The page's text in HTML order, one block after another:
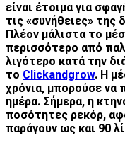
είναι έτοιμα για
τις «συνήθειες» της
Πλέον μάλιστα το
περισσότερο από
λιγότερο κατά την
το Clickandgrow. Η
χρόνια, μπορούσε να
ημέρα. Σήμερα, η
ποσότητες ρεκόρ,
παράγουν ως και 90